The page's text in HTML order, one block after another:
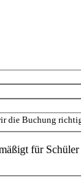
die Buchung
für